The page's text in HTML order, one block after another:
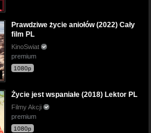
Prawdziwe życie aniołów (2022) Cały
film PL
KinoSwiat
premium
1080p
Życie jest wspaniałe (2018) Lektor PL
Filmy Akcji
premium
1080p